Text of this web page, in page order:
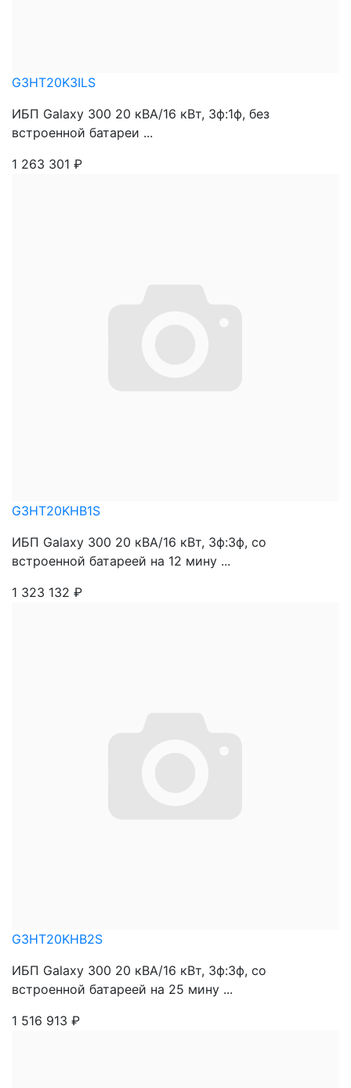
G3HT20K3ILS
ИБП Galaxy 300 20 кВА/16 кВт, 3ф:1ф, без
встроенной батареи ...
1 263 301 ₽
G3HT20KHB1S
ИБП Galaxy 300 20 кВА/16 кВт, 3ф:3ф, со
встроенной батареей на 12 мину ...
1 323 132 ₽
G3HT20KHB2S
ИБП Galaxy 300 20 кВА/16 кВт, 3ф:3ф, со
встроенной батареей на 25 мину ...
1 516 913 ₽